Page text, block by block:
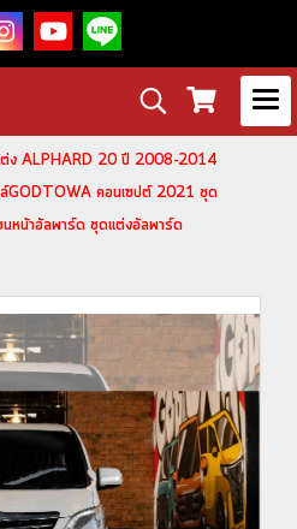
ง ALPHARD 20 ปี 2008-2014
GODTOWA คอนเซปต์ 2021 ชุด
หน้าอัลพาร์ด ชุดแต่งอัลพาร์ด